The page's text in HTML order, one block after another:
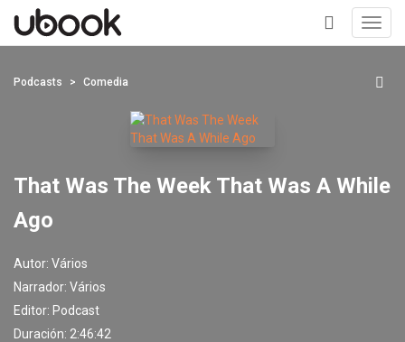
+
Podcasts Comedia
That Was The Week That Was A While
Ago
Autor: Vários
Narrador: Vários
Editor: Podcast
Duración: 2:46:42